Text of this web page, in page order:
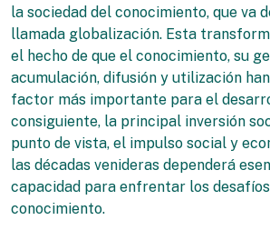
la sociedad del conocimiento, que va
llamada globalización. Esta
el hecho de que el conocimiento, su
acumulación, difusión y utilización
factor más importante para el
consiguiente, la principal inversión
punto de vista, el impulso social y
las décadas venideras dependerá
capacidad para enfrentar los
conocimiento.